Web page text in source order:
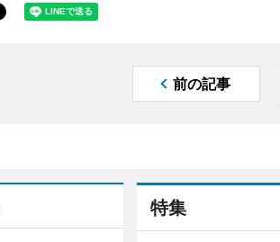
前の記事
特集